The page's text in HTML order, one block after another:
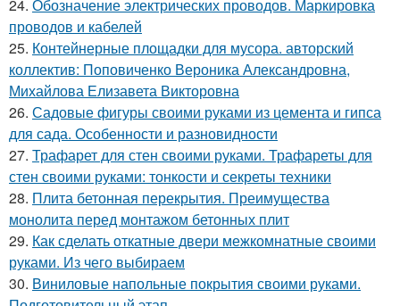
24. Обозначение электрических проводов. Маркировка
проводов и кабелей
25. Контейнерные площадки для мусора. авторский
коллектив: Поповиченко Вероника Александровна,
Михайлова Елизавета Викторовна
26. Садовые фигуры своими руками из цемента и гипса
для сада. Особенности и разновидности
27. Трафарет для стен своими руками. Трафареты для
стен своими руками: тонкости и секреты техники
28. Плита бетонная перекрытия. Преимущества
монолита перед монтажом бетонных плит
29. Как сделать откатные двери межкомнатные своими
руками. Из чего выбираем
30. Виниловые напольные покрытия своими руками.